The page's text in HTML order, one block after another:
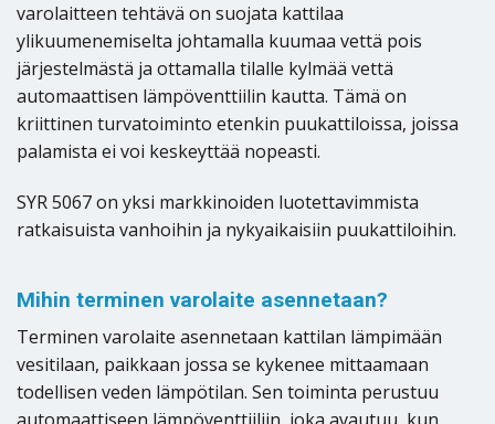
varolaitteen tehtävä on suojata kattilaa
ylikuumenemiselta johtamalla kuumaa vettä pois
järjestelmästä ja ottamalla tilalle kylmää vettä
automaattisen lämpöventtiilin kautta. Tämä on
kriittinen turvatoiminto etenkin puukattiloissa, joissa
palamista ei voi keskeyttää nopeasti.
SYR 5067 on yksi markkinoiden luotettavimmista
ratkaisuista vanhoihin ja nykyaikaisiin puukattiloihin.
Mihin terminen varolaite asennetaan?
Terminen varolaite asennetaan kattilan lämpimään
vesitilaan, paikkaan jossa se kykenee mittaamaan
todellisen veden lämpötilan. Sen toiminta perustuu